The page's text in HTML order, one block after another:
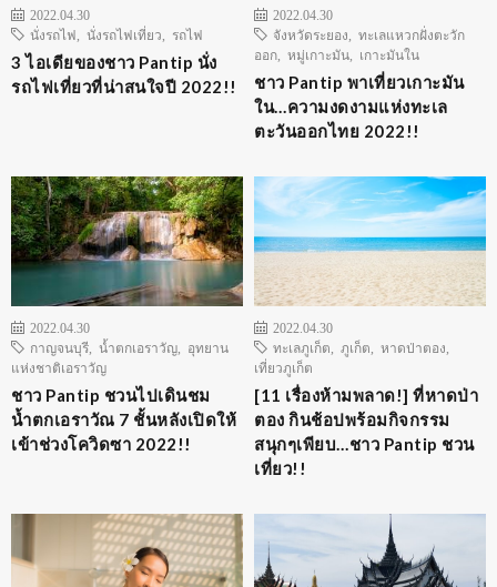
2022.04.30
นั่งรถไฟ
นั่งรถไฟเที่ยว รถไฟ
3 ไอเดียของชาว Pantip นั่ง
รถไฟเที่ยวที่น่าสนใจปี 2022!!
2022.04.30
จังหวัดระยอง
ทะเลแหวกฝั่งตะวัก
ออก
หมู่เกาะมัน เกาะมันใน
ชาว Pantip พาเที่ยวเกาะมัน
ใน…ความงดงามแห่งทะเล
ตะวันออกไทย 2022!!
2022.04.30
กาญจนบุรี
น้ำตกเอราวัญ
อุทยาน
แห่งชาติเอราวัญ
ชาว Pantip ชวนไปเดินชม
น้ำตกเอราวัณ 7 ชั้นหลังเปิดให้
เข้าช่วงโควิดซา 2022!!
2022.04.30
ทะเลภูเก็ต
ภูเก็ต หาดป่าตอง
เที่ยวภูเก็ต
[11 เรื่องห้ามพลาด!] ที่หาดป่า
ตอง กินช้อปพร้อมกิจกรรม
สนุกๆเพียบ…ชาว Pantip ชวน
เที่ยว!!